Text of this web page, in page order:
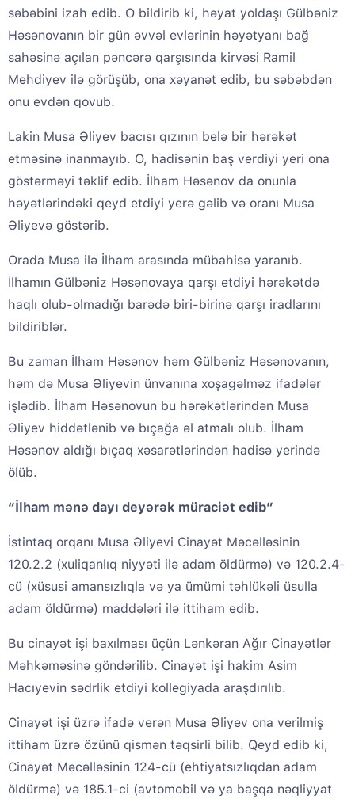
səbəbini izah edib. O bildirib ki, həyat yoldaşı Gülbəniz
Həsənovanın bir gün əvvəl evlərinin həyətyanı bağ
sahəsinə açılan pəncərə qarşısında kirvəsi Ramil
Mehdiyev ilə görüşüb, ona xəyanət edib, bu səbəbdən
onu evdən qovub.
Lakin Musa Əliyev bacısı qızının belə bir hərəkət
etməsinə inanmayıb. O, hadisənin baş verdiyi yeri ona
göstərməyi təklif edib. İlham Həsənov da onunla
həyətlərindəki qeyd etdiyi yerə gəlib və oranı Musa
Əliyevə göstərib.
Orada Musa ilə İlham arasında mübahisə yaranıb.
İlhamın Gülbəniz Həsənovaya qarşı etdiyi hərəkətdə
haqlı olub-olmadığı barədə biri-birinə qarşı iradlarını
bildiriblər.
Bu zaman İlham Həsənov həm Gülbəniz Həsənovanın,
həm də Musa Əliyevin ünvanına xoşagəlməz ifadələr
işlədib. İlham Həsənovun bu hərəkətlərindən Musa
Əliyev hiddətlənib və bıçağa əl atmalı olub. İlham
Həsənov aldığı bıçaq xəsarətlərindən hadisə yerində
ölüb.
“İlham mənə dayı deyərək müraciət edib”
İstintaq orqanı Musa Əliyevi Cinayət Məcəlləsinin
120.2.2 (xuliqanlıq niyyəti ilə adam öldürmə) və 120.2.4-
cü (xüsusi amansızlıqla və ya ümümi təhlükəli üsulla
adam öldürmə) maddələri ilə ittiham edib.
Bu cinayət işi baxılması üçün Lənkəran Ağır Cinayətlər
Məhkəməsinə göndərilib. Cinayət işi hakim Asim
Hacıyevin sədrlik etdiyi kollegiyada araşdırılıb.
Cinayət işi üzrə ifadə verən Musa Əliyev ona verilmiş
ittiham üzrə özünü qismən təqsirli bilib. Qeyd edib ki,
Cinayət Məcəlləsinin 124-cü (ehtiyatsızlıqdan adam
öldürmə) və 185.1-ci (avtomobil və ya başqa nəqliyyat